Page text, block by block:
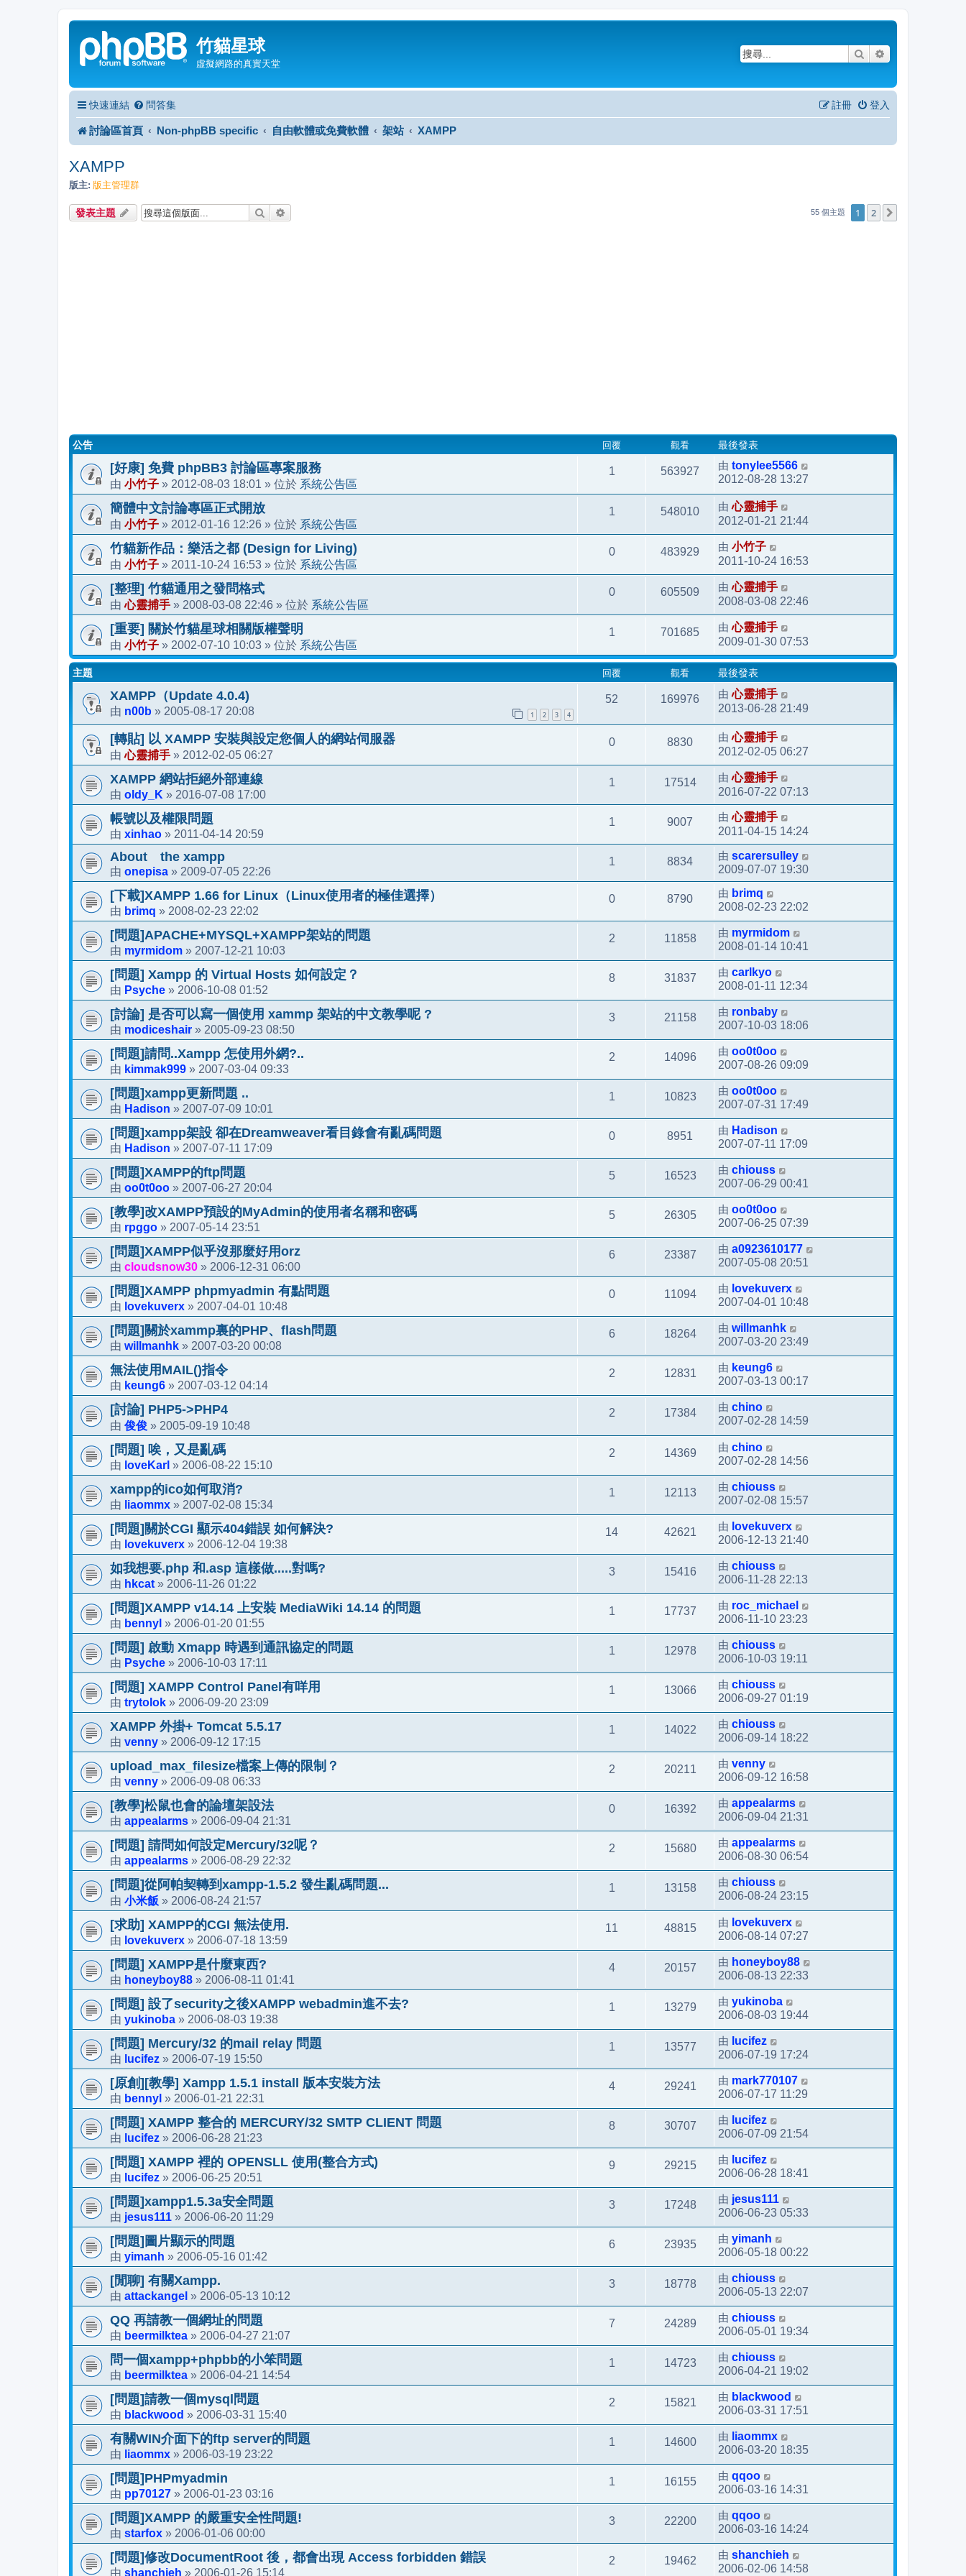
竹貓星球
虛擬網路的真實天堂
搜尋
快速連結 問答集 登入
註冊
討論區首頁 Non-phpBB specific 自由軟體或免費軟體 架站 XAMPP
XAMPP
版主: 版主管理群
發表主題 搜尋 55 個主題 1 2
公告 回覆 觀看 最後發表
[好康] 免費 phpBB3 討論區專案服務
由 小竹子 » 2012-08-03 18:01 » 位於 系統公告區
1 563927 由 tonylee5566
2012-08-28 13:27
簡體中文討論專區正式開放
由 小竹子 » 2012-01-16 12:26 » 位於 系統公告區
1 548010 由心靈捕手
2012-01-21 21:44
竹貓新作品：樂活之都 (Design for Living)
由 小竹子 » 2011-10-24 16:53 » 位於 系統公告區
0 483929 由 小竹子
2011-10-24 16:53
[整理] 竹貓通用之發問格式
由心靈捕手 » 2008-03-08 22:46 » 位於 系統公告區
0 605509 由心靈捕手
2008-03-08 22:46
[重要] 關於竹貓星球相關版權聲明
由 小竹子 » 2002-07-10 10:03 » 位於 系統公告區
1 701685 由心靈捕手
2009-01-30 07:53
主題 回覆 觀看 最後發表
XAMPP（Update 4.0.4)
由 n00b » 2005-08-17 20:08 1 2 3 4
52 169976 由心靈捕手
2013-06-28 21:49
[轉貼] 以 XAMPP 安裝與設定您個人的網站伺服器
由心靈捕手 » 2012-02-05 06:27
0 8830 由心靈捕手
2012-02-05 06:27
XAMPP 網站拒絕外部連線
由 oldy_K » 2016-07-08 17:00
1 17514 由心靈捕手
2016-07-22 07:13
帳號以及權限問題
由 xinhao » 2011-04-14 20:59
1 9007 由心靈捕手
2011-04-15 14:24
About the xampp
由 onepisa » 2009-07-05 22:26
1 8834 由 scarersulley
2009-07-07 19:30
[下載]XAMPP 1.66 for Linux（Linux使用者的極佳選擇）
由 brimq » 2008-02-23 22:02
0 8790 由 brimq
2008-02-23 22:02
[問題]APACHE+MYSQL+XAMPP架站的問題
由 myrmidom » 2007-12-21 10:03
2 11858 由 myrmidom
2008-01-14 10:41
[問題] Xampp 的 Virtual Hosts 如何設定？
由 Psyche » 2006-10-08 01:52
8 31837 由 carlkyo
2008-01-11 12:34
[討論] 是否可以寫一個使用 xammp 架站的中文教學呢 ?
由 modiceshair » 2005-09-23 08:50
3 21158 由 ronbaby
2007-10-03 18:06
[問題]請問..Xampp 怎使用外網?..
由 kimmak999 » 2007-03-04 09:33
2 14096 由 oo0t0oo
2007-08-26 09:09
[問題]xampp更新問題 ..
由 Hadison » 2007-07-09 10:01
1 10823 由 oo0t0oo
2007-07-31 17:49
[問題]xampp架設 卻在Dreamweaver看目錄會有亂碼問題
由 Hadison » 2007-07-11 17:09
0 8951 由 Hadison
2007-07-11 17:09
[問題]XAMPP的ftp問題
由 oo0t0oo » 2007-06-27 20:04
5 16523 由 chiouss
2007-06-29 00:41
[教學]改XAMPP預設的MyAdmin的使用者名稱和密碼
由 rpggo » 2007-05-14 23:51
5 26305 由 oo0t0oo
2007-06-25 07:39
[問題]XAMPP似乎沒那麼好用orz
由 cloudsnow30 » 2006-12-31 06:00
6 23387 由 a0923610177
2007-05-08 20:51
[問題]XAMPP phpmyadmin 有點問題
由 lovekuverx » 2007-04-01 10:48
0 11094 由 lovekuverx
2007-04-01 10:48
[問題]關於xammp裏的PHP、flash問題
由 willmanhk » 2007-03-20 00:08
6 18264 由 willmanhk
2007-03-20 23:49
無法使用MAIL()指令
由 keung6 » 2007-03-12 04:14
2 12831 由 keung6
2007-03-13 00:17
[討論] PHP5->PHP4
由 俊俊 » 2005-09-19 10:48
2 17384 由 chino
2007-02-28 14:59
[問題] 唉，又是亂碼
由 loveKarl » 2006-08-22 15:10
2 14369 由 chino
2007-02-28 14:56
xampp的ico如何取消?
由 liaommx » 2007-02-08 15:34
1 12113 由 chiouss
2007-02-08 15:57
[問題]關於CGI 顯示404錯誤 如何解決?
由 lovekuverx » 2006-12-04 19:38
14 42621 由 lovekuverx
2006-12-13 21:40
如我想要.php 和.asp 這樣做.....對嗎?
由 hkcat » 2006-11-26 01:22
3 15416 由 chiouss
2006-11-28 22:13
[問題]XAMPP v14.14 上安裝 MediaWiki 14.14 的問題
由 bennyl » 2006-01-20 01:55
1 17737 由 roc_michael
2006-11-10 23:23
[問題] 啟動 Xmapp 時遇到通訊協定的問題
由 Psyche » 2006-10-03 17:11
1 12978 由 chiouss
2006-10-03 19:11
[問題] XAMPP Control Panel有咩用
由 trytolok » 2006-09-20 23:09
1 13066 由 chiouss
2006-09-27 01:19
XAMPP 外掛+ Tomcat 5.5.17
由 venny » 2006-09-12 17:15
1 14022 由 chiouss
2006-09-14 18:22
upload_max_filesize檔案上傳的限制？
由 venny » 2006-09-08 06:33
2 20211 由 venny
2006-09-12 16:58
[教學]松鼠也會的論壇架設法
由 appealarms » 2006-09-04 21:31
0 16392 由 appealarms
2006-09-04 21:31
[問題] 請問如何設定Mercury/32呢？
由 appealarms » 2006-08-29 22:32
2 15680 由 appealarms
2006-08-30 06:54
[問題]從阿帕契轉到xampp-1.5.2 發生亂碼問題...
由 小米飯 » 2006-08-24 21:57
1 13158 由 chiouss
2006-08-24 23:15
[求助] XAMPP的CGI 無法使用.
由 lovekuverx » 2006-07-18 13:59
11 48815 由 lovekuverx
2006-08-14 07:27
[問題] XAMPP是什麼東西?
由 honeyboy88 » 2006-08-11 01:41
4 20157 由 honeyboy88
2006-08-13 22:33
[問題] 設了security之後XAMPP webadmin進不去?
由 yukinoba » 2006-08-03 19:38
1 13279 由 yukinoba
2006-08-03 19:44
[問題] Mercury/32 的mail relay 問題
由 lucifez » 2006-07-19 15:50
1 13577 由 lucifez
2006-07-19 17:24
[原創][教學] Xampp 1.5.1 install 版本安裝方法
由 bennyl » 2006-01-21 22:31
4 29241 由 mark770107
2006-07-17 11:29
[問題] XAMPP 整合的 MERCURY/32 SMTP CLIENT 問題
由 lucifez » 2006-06-28 21:23
8 30707 由 lucifez
2006-07-09 21:54
[問題] XAMPP 裡的 OPENSLL 使用(整合方式)
由 lucifez » 2006-06-25 20:51
9 29215 由 lucifez
2006-06-28 18:41
[問題]xampp1.5.3a安全問題
由 jesus111 » 2006-06-20 11:29
3 17248 由 jesus111
2006-06-23 05:33
[問題]圖片顯示的問題
由 yimanh » 2006-05-16 01:42
6 23935 由 yimanh
2006-05-18 00:22
[閒聊] 有關Xampp.
由 attackangel » 2006-05-13 10:12
3 18778 由 chiouss
2006-05-13 22:07
QQ 再請教一個網址的問題
由 beermilktea » 2006-04-27 21:07
7 24289 由 chiouss
2006-05-01 19:34
問一個xampp+phpbb的小笨問題
由 beermilktea » 2006-04-21 14:54
1 14723 由 chiouss
2006-04-21 19:02
[問題]請教一個mysql問題
由 blackwood » 2006-03-31 15:40
2 15821 由 blackwood
2006-03-31 17:51
有關WIN介面下的ftp server的問題
由 liaommx » 2006-03-19 23:22
1 14600 由 liaommx
2006-03-20 18:35
[問題]PHPmyadmin
由 pp70127 » 2006-01-23 03:16
1 16155 由 qqoo
2006-03-16 14:31
[問題]XAMPP 的嚴重安全性問題!
由 starfox » 2006-01-06 00:00
3 22200 由 qqoo
2006-03-16 14:24
[問題]修改DocumentRoot 後，都會出現 Access forbidden 錯誤
由 shanchieh » 2006-01-26 15:14
2 19462 由 shanchieh
2006-02-06 14:58